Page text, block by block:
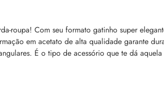
roupa! Com seu formato gatinho super
em acetato de alta qualidade garante
É o tipo de acessório que te dá